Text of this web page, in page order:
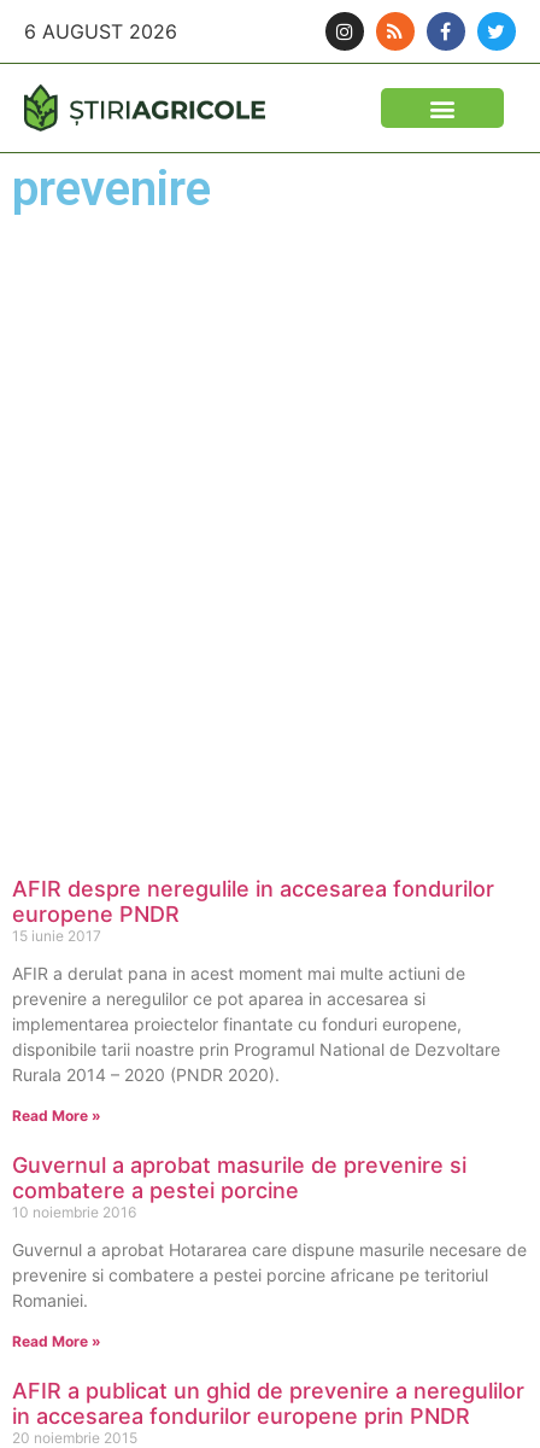
6 AUGUST 2026
prevenire
AFIR despre neregulile in accesarea fondurilor
europene PNDR
15 iunie 2017
AFIR a derulat pana in acest moment mai multe actiuni de
prevenire a neregulilor ce pot aparea in accesarea si
implementarea proiectelor finantate cu fonduri europene,
disponibile tarii noastre prin Programul National de Dezvoltare
Rurala 2014 – 2020 (PNDR 2020).
Read More »
Guvernul a aprobat masurile de prevenire si
combatere a pestei porcine
10 noiembrie 2016
Guvernul a aprobat Hotararea care dispune masurile necesare de
prevenire si combatere a pestei porcine africane pe teritoriul
Romaniei.
Read More »
AFIR a publicat un ghid de prevenire a neregulilor
in accesarea fondurilor europene prin PNDR
20 noiembrie 2015